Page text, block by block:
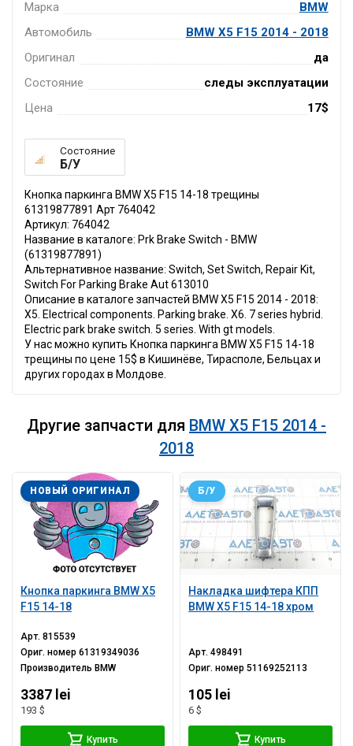
Марка
BMW
Автомобиль
BMW X5 F15 2014 - 2018
Оригинал
да
Состояние
следы эксплуатации
Цена
17$
Состояние
Б/У
Кнопка паркинга BMW X5 F15 14-18 трещины
61319877891 Арт 764042
Артикул: 764042
Название в каталоге: Prk Brake Switch - BMW
(61319877891)
Альтернативное название: Switch, Set Switch, Repair Kit,
Switch For Parking Brake Aut 613010
Описание в каталоге запчастей BMW X5 F15 2014 - 2018:
X5. Electrical components. Parking brake. X6. 7 series hybrid.
Electric park brake switch. 5 series. With gt models.
У нас можно купить Кнопка паркинга BMW X5 F15 14-18
трещины по цене 15$ в Кишинёве, Тирасполе, Бельцах и
других городах в Молдове.
Другие запчасти для BMW X5 F15 2014 -
2018
Кнопка паркинга BMW X5
F15 14-18
НОВЫЙ ОРИГИНАЛ
Арт.815539
Ориг. номер61319349036
Производитель BMW
3387 lei
193 $
Купить
Накладка шифтера КПП
BMW X5 F15 14-18 хром
Б/У
Арт.498491
Ориг. номер51169252113
105 lei
6 $
Купить